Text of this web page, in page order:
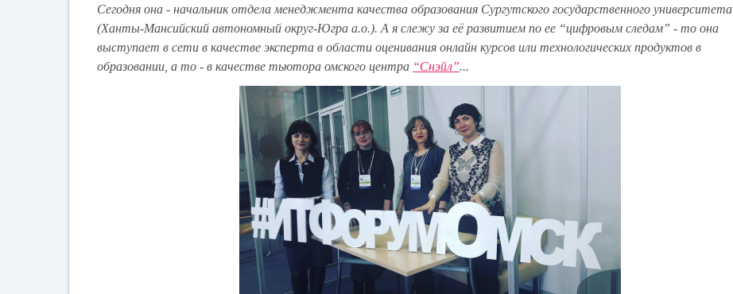
Сегодня она - начальник отдела менеджмента качества образования Сургутского государственного университета
(Ханты-Мансийский автономный округ-Югра а.о.). А я слежу за её развитием по ее “цифровым следам” - то она
выступает в сети в качестве эксперта в области оценивания онлайн курсов или технологических продуктов в
образовании, а то - в качестве тьютора омского центра “Снэйл”...